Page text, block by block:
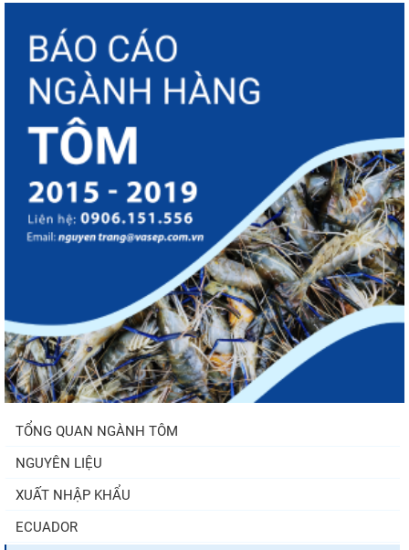
TỔNG QUAN NGÀNH TÔM
NGUYÊN LIỆU
XUẤT NHẬP KHẨU
ECUADOR